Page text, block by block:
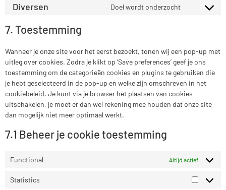
Diversen Doel wordt onderzocht
7. Toestemming
Wanneer je onze site voor het eerst bezoekt, tonen wij een pop-up met
uitleg over cookies. Zodra je klikt op ‘Save preferences’ geef je ons
toestemming om de categorieën cookies en plugins te gebruiken die
je hebt geselecteerd in de pop-up en welke zijn omschreven in het
cookiebeleid. Je kunt via je browser het plaatsen van cookies
uitschakelen, je moet er dan wel rekening mee houden dat onze site
dan mogelijk niet meer optimaal werkt.
7.1 Beheer je cookie toestemming
Functional Altijd actief
Statistics